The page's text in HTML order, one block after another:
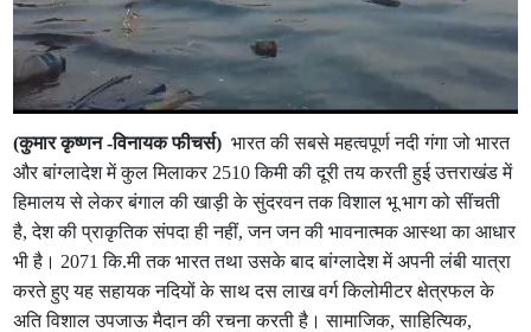
(कुमार कृष्णन -विनायक फीचर्स) भारत की सबसे महत्वपूर्ण नदी गंगा जो भारत
और बांग्लादेश में कुल मिलाकर 2510 किमी की दूरी तय करती हुई उत्तराखंड में
हिमालय से लेकर बंगाल की खाड़ी के सुंदरवन तक विशाल भू भाग को सींचती
है, देश की प्राकृतिक संपदा ही नहीं, जन जन की भावनात्मक आस्था का आधार
भी है। 2071 कि.मी तक भारत तथा उसके बाद बांग्लादेश में अपनी लंबी यात्रा
करते हुए यह सहायक नदियों के साथ दस लाख वर्ग किलोमीटर क्षेत्रफल के
अति विशाल उपजाऊ मैदान की रचना करती है। सामाजिक, साहित्यिक,